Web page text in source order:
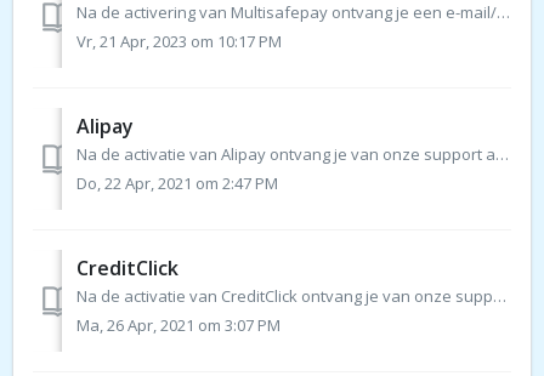
Na de activering van Multisafepay ontvang je een e-mail/ticket van onze supportafdeling met verdere instructies, die ook hieronder worden beschreven. Let op...
Vr, 21 Apr, 2023 om 10:17 PM
Alipay
Na de activatie van Alipay ontvang je van onze support afdeling een e-mail/ticket waarin de verdere stappen zoals hieronder beschreven ook uitgelegd worde...
Do, 22 Apr, 2021 om 2:47 PM
CreditClick
Na de activatie van CreditClick ontvang je van onze support afdeling een e-mail/ticket waarin de verdere stappen zoals hieronder beschreven ook uitgelegd wo...
Ma, 26 Apr, 2021 om 3:07 PM